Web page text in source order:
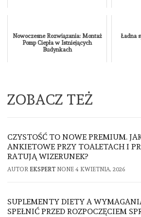
Nowoczesne Rozwiązania: Montaż
Pomp Ciepła w Istniejących
Budynkach
Ładna
ZOBACZ TEŻ
CZYSTOŚĆ TO NOWE PREMIUM.
ANKIETOWE PRZY TOALETACH I
RATUJĄ WIZERUNEK?
AUTOR EKSPERT NONE 4 KWIETNIA, 2026
SUPLEMENTY DIETY A
SPEŁNIĆ PRZED ROZPOCZĘCIEM